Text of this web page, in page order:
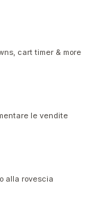
cart timer & more
le vendite
alla rovescia